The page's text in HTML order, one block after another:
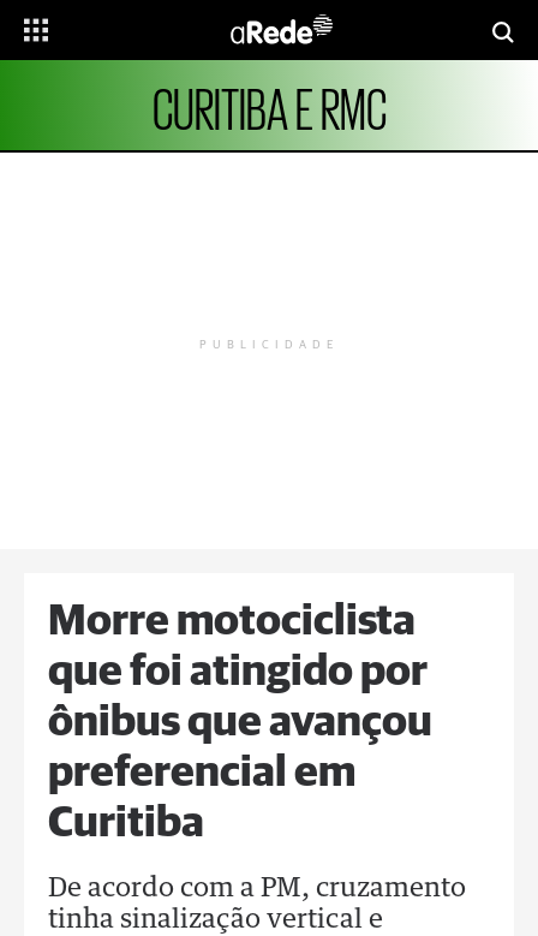
CURITIBA E RMC
PUBLICIDADE
Morre motociclista
que foi atingido por
ônibus que avançou
preferencial em
Curitiba
De acordo com a PM, cruzamento
tinha sinalização vertical e